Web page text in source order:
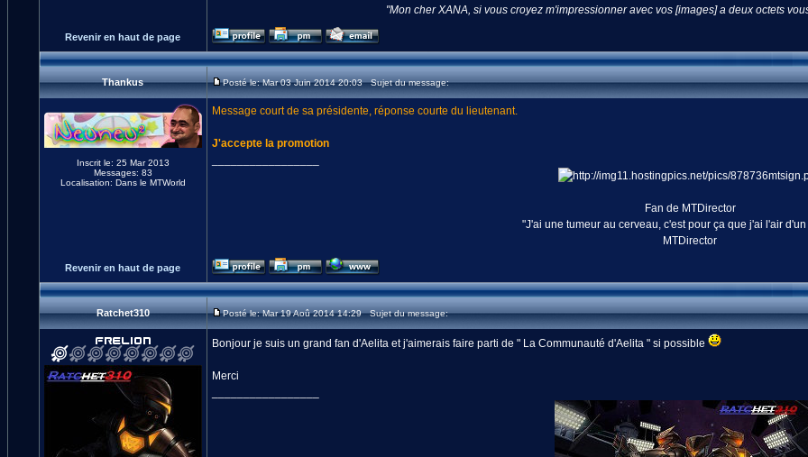
"Mon cher XANA, si vous croyez m'impressionner avec vos [images] a deux octets
Revenir en haut de page
Thankus Posté le: Mar 03 Juin 2014 20:03 Sujet du message:
Inscrit le: 25 Mar 2013
Messages: 83
Localisation: Dans le MTWorld
Message court de sa présidente, réponse courte du lieutenant.
J'accepte la promotion
Fan de MTDirector
"J'ai une tumeur au cerveau, c'est pour ça que j'ai l'air
MTDirector
Revenir en haut de page
Ratchet310 Posté le: Mar 19 Aoû 2014 14:29 Sujet du message:
Bonjour je suis un grand fan d'Aelita et j'aimerais faire parti de " La Communauté d'Aelita " si possible
Merci